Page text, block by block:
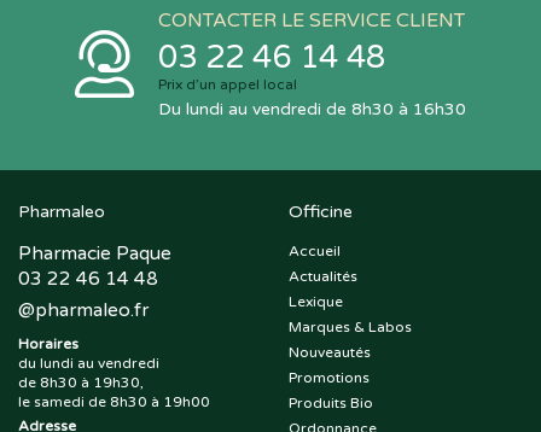
CONTACTER LE SERVICE CLIENT
03 22 46 14 48
Prix d’un appel local
Du lundi au vendredi de 8h30 à 16h30
Pharmaleo
Pharmacie Paque
03 22 46 14 48
@pharmaleo.fr
Horaires
du lundi au vendredi
de 8h30 à 19h30,
le samedi de 8h30 à 19h00
Adresse
Officine
Accueil
Actualités
Lexique
Marques & Labos
Nouveautés
Promotions
Produits Bio
Ordonnance